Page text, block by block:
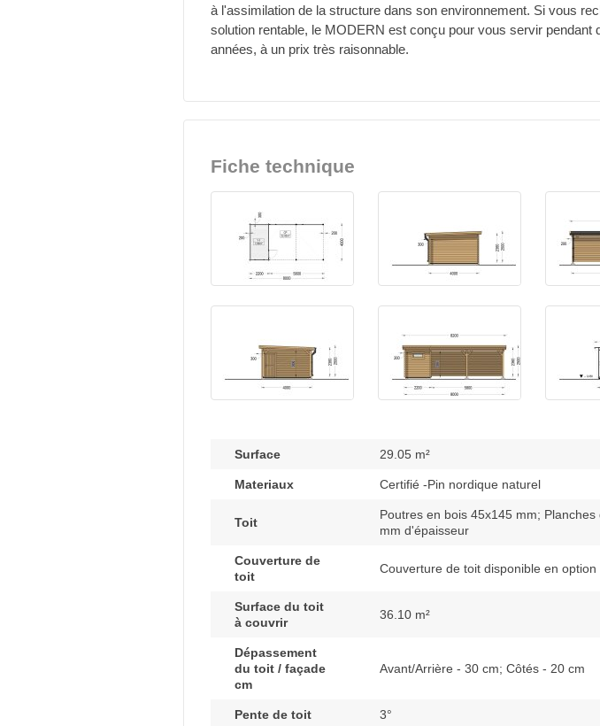
à l'assimilation de la structure dans son environnement. Si vous
solution rentable, le MODERN est conçu pour vous servir pendant
années, à un prix très raisonnable.
Fiche technique
Surface 29.05 m²
Materiaux Certifié -Pin nordique naturel
Toit
Poutres en bois 45x145 mm; Planches
mm d'épaisseur
Couverture de
toit
Couverture de toit disponible en option
Surface du toit
à couvrir
36.10 m²
Dépassement
du toit / façade
cm
Avant/Arrière - 30 cm; Côtés - 20 cm
Pente de toit 3°